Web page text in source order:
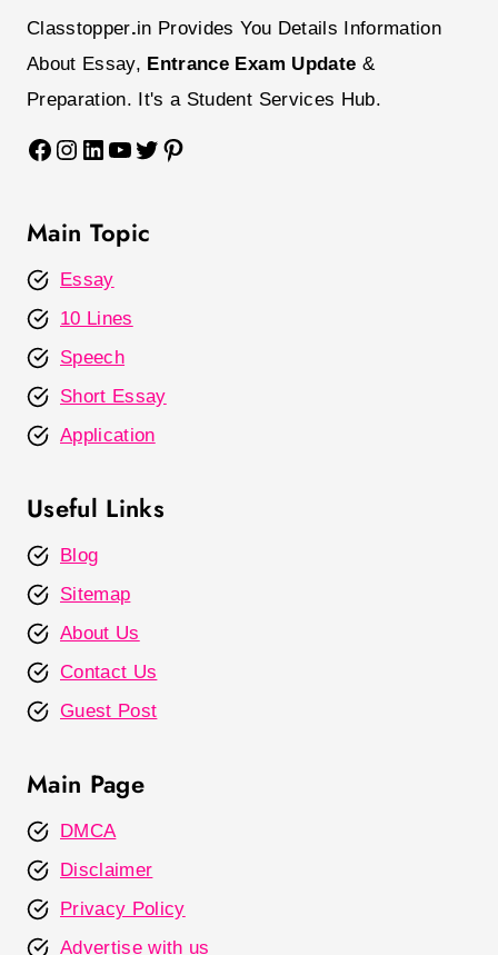
Classtopper.in Provides You Details Information
About Essay, Entrance Exam Update &
Preparation. It's a Student Services Hub.
Facebook
Instagram
LinkedIn
YouTube
Twitter
Pinterest
Main Topic
Essay
10 Lines
Speech
Short Essay
Application
Useful Links
Blog
Sitemap
About Us
Contact Us
Guest Post
Main Page
DMCA
Disclaimer
Privacy Policy
Advertise with us